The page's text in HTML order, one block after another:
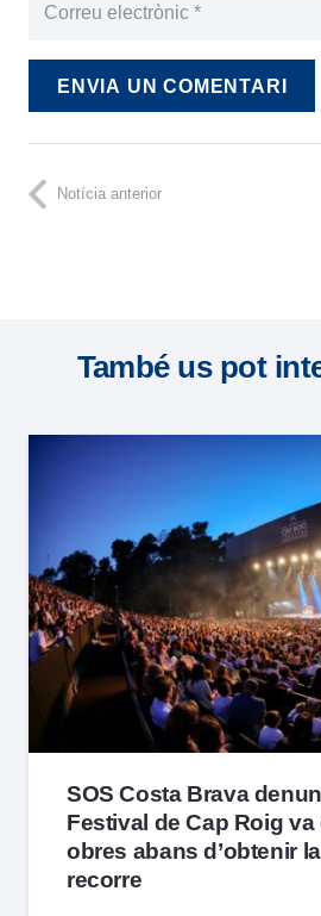
ENVIA UN COMENTARI
Notícia anterior
També us pot
SOS Costa Brava
Festival de Cap Roig
obres abans d’obtenir
recorre